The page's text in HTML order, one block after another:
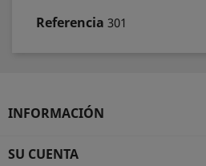
Referencia 301
INFORMACIÓN
SU CUENTA